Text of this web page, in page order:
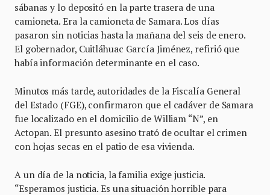
sábanas y lo depositó en la parte trasera de una
camioneta. Era la camioneta de Samara. Los días
pasaron sin noticias hasta la mañana del seis de enero.
El gobernador, Cuitláhuac García Jiménez, refirió que
había información determinante en el caso.
Minutos más tarde, autoridades de la Fiscalía General
del Estado (FGE), confirmaron que el cadáver de Samara
fue localizado en el domicilio de William “N”, en
Actopan. El presunto asesino trató de ocultar el crimen
con hojas secas en el patio de esa vivienda.
A un día de la noticia, la familia exige justicia.
“Esperamos justicia. Es una situación horrible para